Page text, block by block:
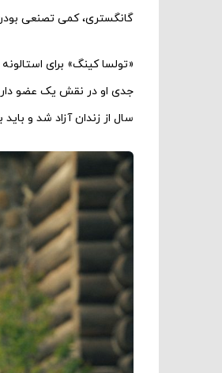
گانگستری، کمی تصنعی
«تولسا کینگ» برای
سال از زندان آزاد شد و